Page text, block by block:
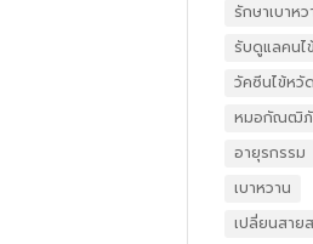
รักษาเบาห
รับดูแลคนไ
วัคซีนไข้หวั
หมอกัณฒิ
อายุรกรรม
เบาหวาน
เปลี่ยนสาย